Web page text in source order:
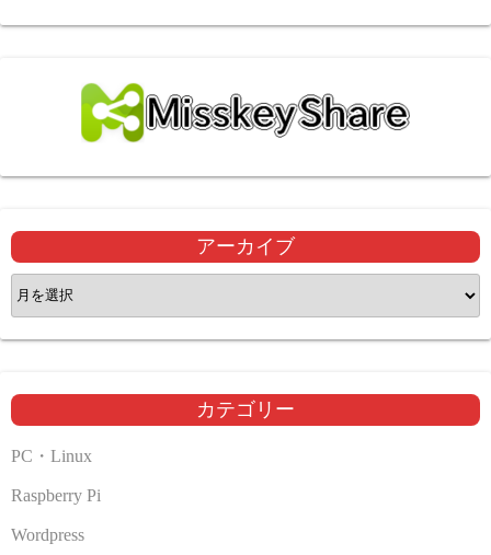
アーカイブ
ア
ー
カ
ブ
カテゴリー
PC・Linux
Raspberry Pi
Wordpress